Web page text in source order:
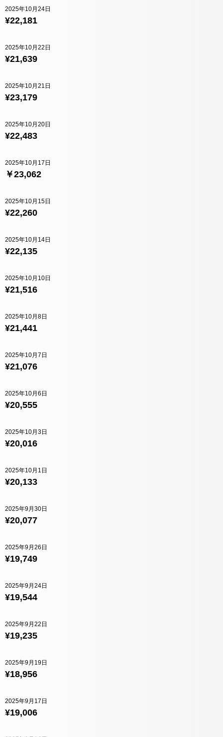
¥22,181
2025年10月24日
¥21,639
2025年10月22日
¥23,179
2025年10月21日
¥22,483
2025年10月20日
￥23,062
2025年10月17日
¥22,260
2025年10月15日
¥22,135
2025年10月14日
¥21,516
2025年10月10日
¥21,441
2025年10月8日
¥21,076
2025年10月7日
¥20,555
2025年10月6日
¥20,016
2025年10月3日
¥20,133
2025年10月1日
¥20,077
2025年9月30日
¥19,749
2025年9月26日
¥19,544
2025年9月24日
¥19,235
2025年9月22日
¥18,956
2025年9月19日
¥19,006
2025年9月17日